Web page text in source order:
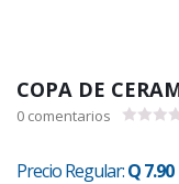
COPA DE
0 comentarios
5
Precio Regular:Q 7.90